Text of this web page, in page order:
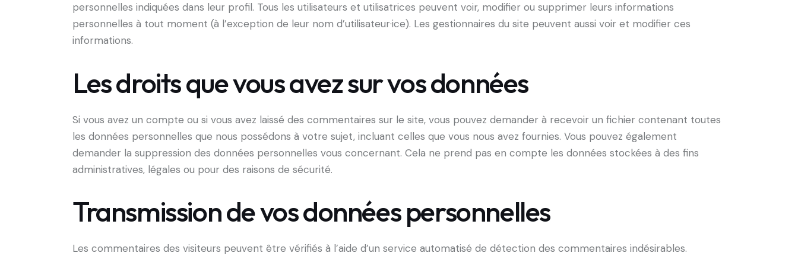
personnelles indiquées dans leur profil. Tous les utilisateurs et utilisatrices peuvent voir, modifier ou supprimer leurs informations
personnelles à tout moment (à l’exception de leur nom d’utilisateur·ice). Les gestionnaires du site peuvent aussi voir et modifier ces
informations.
Les droits que vous avez sur vos données
Si vous avez un compte ou si vous avez laissé des commentaires sur le site, vous pouvez demander à recevoir un fichier contenant toutes
les données personnelles que nous possédons à votre sujet, incluant celles que vous nous avez fournies. Vous pouvez également
demander la suppression des données personnelles vous concernant. Cela ne prend pas en compte les données stockées à des fins
administratives, légales ou pour des raisons de sécurité.
Transmission de vos données personnelles
Les commentaires des visiteurs peuvent être vérifiés à l’aide d’un service automatisé de détection des commentaires indésirables.